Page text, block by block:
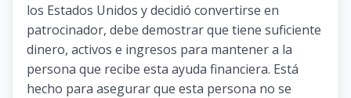
los Estados Unidos y decidió convertirse en
patrocinador, debe demostrar que tiene suficiente
dinero, activos e ingresos para mantener a la
persona que recibe esta ayuda financiera. Está
hecho para asegurar que esta persona no se